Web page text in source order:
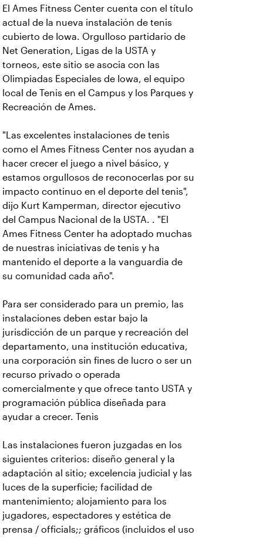
El Ames Fitness Center cuenta con el título
actual de la nueva instalación de tenis
cubierto de Iowa. Orgulloso partidario de
Net Generation, Ligas de la USTA y
torneos, este sitio se asocia con las
Olimpiadas Especiales de Iowa, el equipo
local de Tenis en el Campus y los Parques y
Recreación de Ames.
"Las excelentes instalaciones de tenis
como el Ames Fitness Center nos ayudan a
hacer crecer el juego a nivel básico, y
estamos orgullosos de reconocerlas por su
impacto continuo en el deporte del tenis",
dijo Kurt Kamperman, director ejecutivo
del Campus Nacional de la USTA. . "El
Ames Fitness Center ha adoptado muchas
de nuestras iniciativas de tenis y ha
mantenido el deporte a la vanguardia de
su comunidad cada año".
Para ser considerado para un premio, las
instalaciones deben estar bajo la
jurisdicción de un parque y recreación del
departamento, una institución educativa,
una corporación sin fines de lucro o ser un
recurso privado o operada
comercialmente y que ofrece tanto USTA y
programación pública diseñada para
ayudar a crecer. Tenis
Las instalaciones fueron juzgadas en los
siguientes criterios: diseño general y la
adaptación al sitio; excelencia judicial y las
luces de la superficie; facilidad de
mantenimiento; alojamiento para los
jugadores, espectadores y estética de
prensa / officials;; gráficos (incluidos el uso